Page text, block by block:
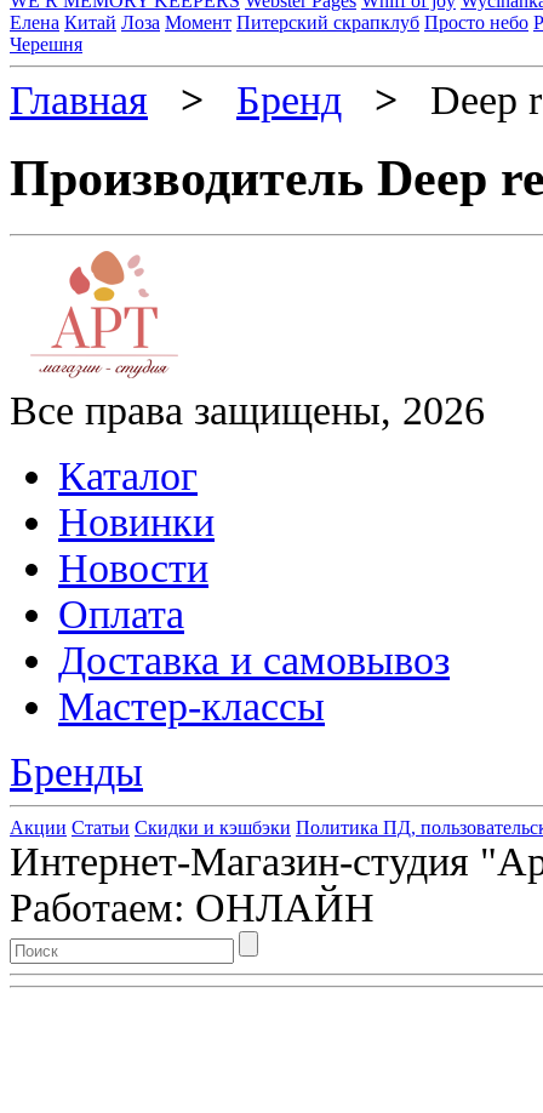
Елена Китай Лоза Момент Питерский скрапклуб Просто небо
Черешня
Главная > Бренд > Deep
Производитель Deep
Все права защищены, 2026
Каталог
Новинки
Новости
Оплата
Доставка и самовывоз
Мастер-классы
Бренды
Акции Статьи Скидки и кэшбэки Политика ПД,
Интернет-Магазин-студия
Работаем: ОНЛАЙН